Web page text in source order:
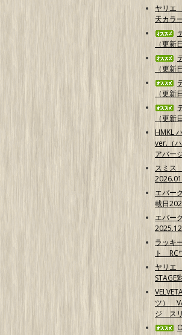
ヤリエ
天カラ
（更新
（更新
（更新
（更新
HMKL
ver.（
アバー
スミス
エバー
載日
エバー
ラッキ
ト RC
ヤリエ
STAGE
ツ）
ジ ス